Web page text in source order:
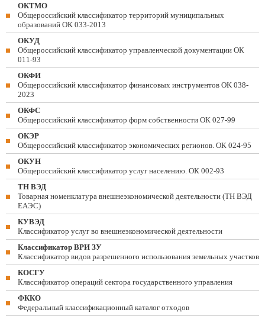
ОКТМО
Общероссийский классификатор территорий муниципальных
образований ОК 033-2013
ОКУД
Общероссийский классификатор управленческой документации ОК
011-93
ОКФИ
Общероссийский классификатор финансовых инструментов OK 038-
2023
ОКФС
Общероссийский классификатор форм собственности ОК 027-99
ОКЭР
Общероссийский классификатор экономических регионов. ОК 024-95
ОКУН
Общероссийский классификатор услуг населению. ОК 002-93
ТН ВЭД
Товарная номенклатура внешнеэкономической деятельности (ТН ВЭД
ЕАЭС)
КУВЭД
Классификатор услуг во внешнеэкономической деятельности
Классификатор ВРИ ЗУ
Классификатор видов разрешенного использования земельных участков
КОСГУ
Классификатор операций сектора государственного управления
ФККО
Федеральный классификационный каталог отходов